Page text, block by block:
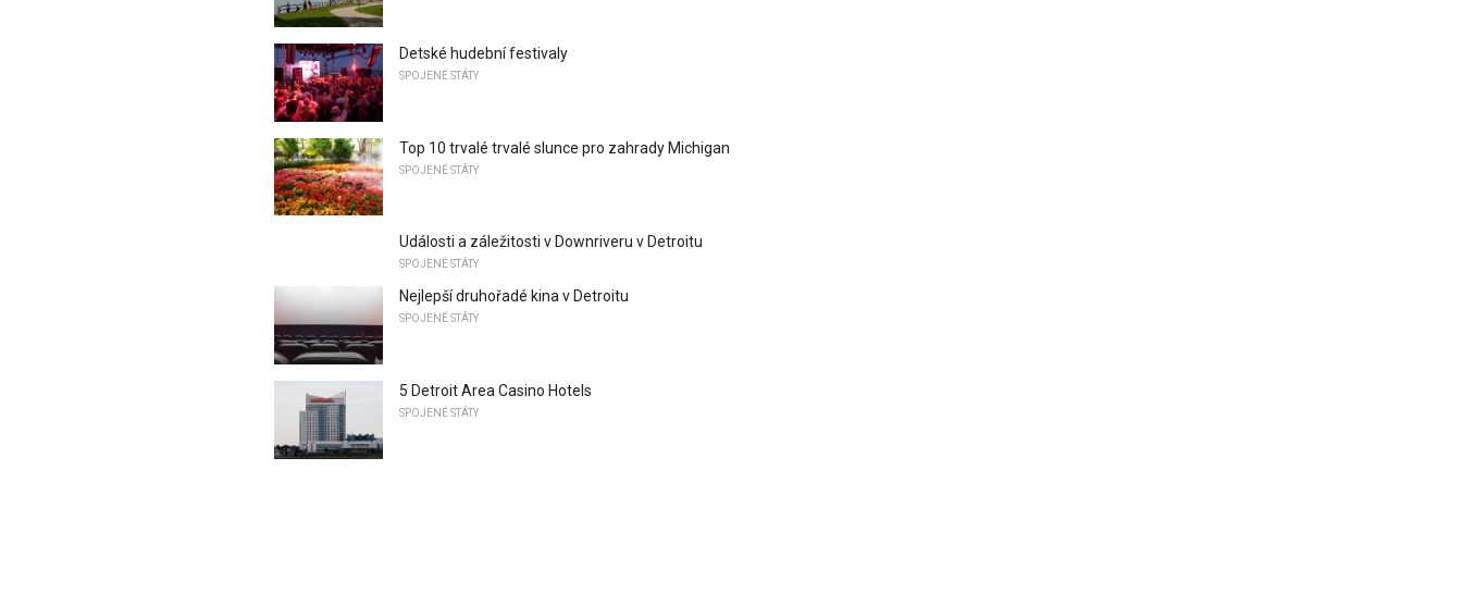
Detské hudební festivaly
SPOJENÉ STÁTY
Top 10 trvalé trvalé slunce pro zahrady Michigan
SPOJENÉ STÁTY
Události a záležitosti v Downriveru v Detroitu
SPOJENÉ STÁTY
Nejlepší druhořadé kina v Detroitu
SPOJENÉ STÁTY
5 Detroit Area Casino Hotels
SPOJENÉ STÁTY